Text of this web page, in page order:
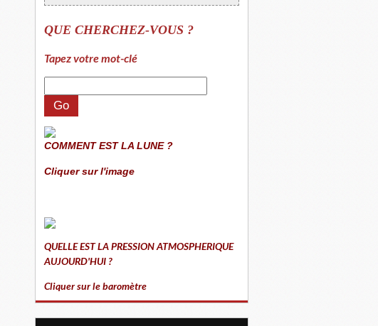
QUE CHERCHEZ-VOUS ?
Tapez votre mot-clé
COMMENT EST LA LUNE ?
Cliquer sur l'image
QUELLE EST LA PRESSION ATMOSPHERIQUE
AUJOURD'HUI ?
Cliquer sur le baromètre